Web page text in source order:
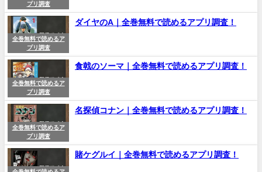
プリ調査
全巻無料で読めるア
プリ調査
ダイヤのA｜全巻無料で読めるアプリ調査！
全巻無料で読めるア
プリ調査
食戟のソーマ｜全巻無料で読めるアプリ調査！
全巻無料で読めるア
プリ調査
名探偵コナン｜全巻無料で読めるアプリ調査！
賭ケグルイ｜全巻無料で読めるアプリ調査！